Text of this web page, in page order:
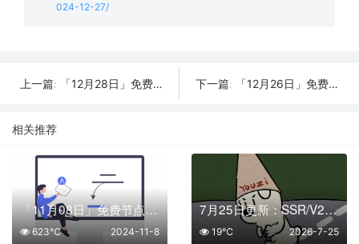
024-12-27/
上一篇: 「12月28日」免费节点数量16个，SSR/V2ray/Shadowrocket/Clash订阅链接 下一篇: 「12月26日」免费节点数量22个，SSR/V2ray/Shadowrocket/Clash订阅链接
相关推荐
「11月08日」免费节点数量56个，SSR/V2ray/Shadowrocket/Clash订阅链接
2024-11-8
623℃
7月25日更新：SSR/V2Ray/Clash可用节点10条分享
2026-7-25
19℃